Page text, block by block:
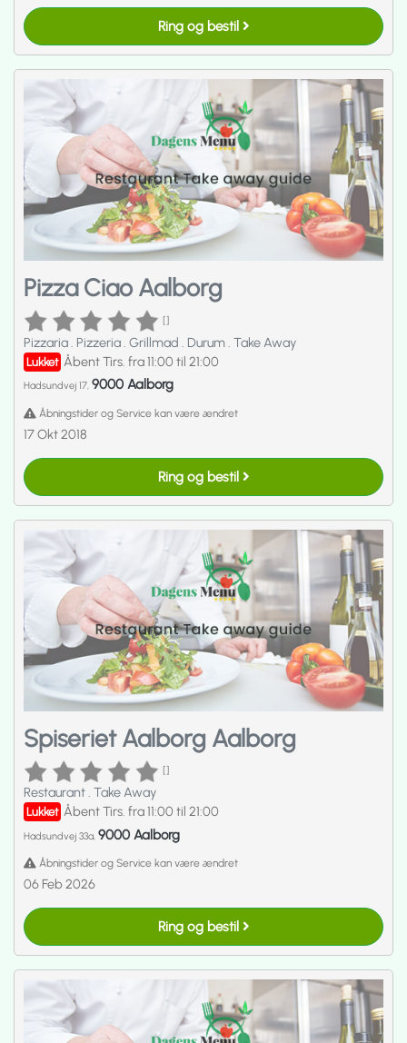
Ring og bestil
Pizza Ciao Aalborg
[]
Pizzaria. Pizzeria. Grillmad . Durum. Take Away
Lukket Åbent Tirs. fra 11:00 til 21:00
Hadsundvej 17, 9000 Aalborg
Åbningstider og Service kan være ændret
17 Okt 2018
Ring og bestil
Spiseriet Aalborg Aalborg
[]
Restaurant. Take Away
Lukket Åbent Tirs. fra 11:00 til 21:00
Hadsundvej 33a, 9000 Aalborg
Åbningstider og Service kan være ændret
06 Feb 2026
Ring og bestil